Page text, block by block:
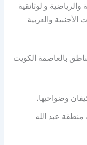
والوثائقية
والعربية
بالعاصمة الكويت
وضواحيها.
عبد الله